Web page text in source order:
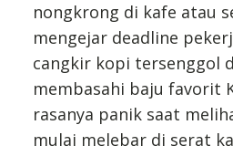
nongkrong di kafe atau
mengejar deadline
cangkir kopi tersenggol
membasahi baju favorit
rasanya panik saat
mulai melebar di serat